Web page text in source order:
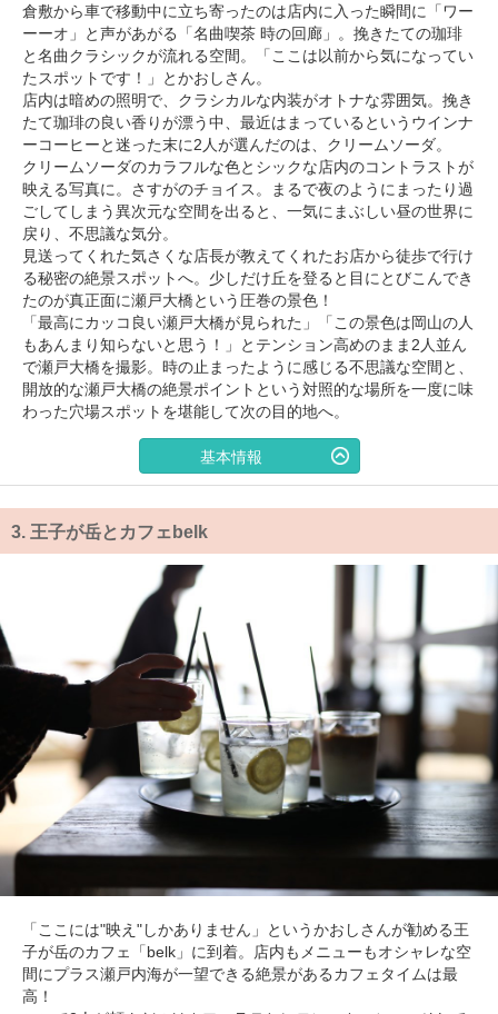
倉敷から車で移動中に立ち寄ったのは店内に入った瞬間に「ワー
ーーオ」と声があがる「名曲喫茶 時の回廊」。挽きたての珈琲
と名曲クラシックが流れる空間。「ここは以前から気になってい
たスポットです！」とかおしさん。
店内は暗めの照明で、クラシカルな内装がオトナな雰囲気。挽き
たて珈琲の良い香りが漂う中、最近はまっているというウインナ
ーコーヒーと迷った末に2人が選んだのは、クリームソーダ。
クリームソーダのカラフルな色とシックな店内のコントラストが
映える写真に。さすがのチョイス。まるで夜のようにまったり過
ごしてしまう異次元な空間を出ると、一気にまぶしい昼の世界に
戻り、不思議な気分。
見送ってくれた気さくな店長が教えてくれたお店から徒歩で行け
る秘密の絶景スポットへ。少しだけ丘を登ると目にとびこんでき
たのが真正面に瀬戸大橋という圧巻の景色！
「最高にカッコ良い瀬戸大橋が見られた」「この景色は岡山の人
もあんまり知らないと思う！」とテンション高めのまま2人並ん
で瀬戸大橋を撮影。時の止まったように感じる不思議な空間と、
開放的な瀬戸大橋の絶景ポイントという対照的な場所を一度に味
わった穴場スポットを堪能して次の目的地へ。
基本情報
3. 王子が岳とカフェbelk
「ここには"映え"しかありません」というかおしさんが勧める王
子が岳のカフェ「belk」に到着。店内もメニューもオシャレな空
間にプラス瀬戸内海が一望できる絶景があるカフェタイムは最
高！